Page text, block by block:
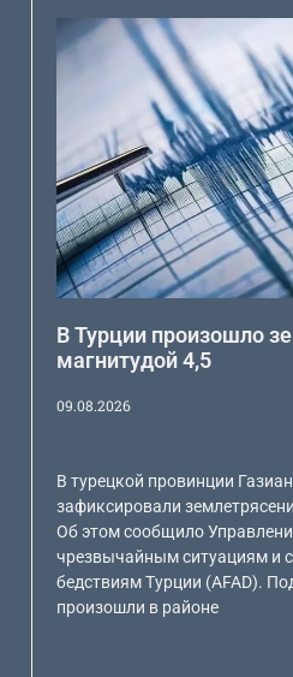
В Турции произошло
магнитудой 4,5
09.08.2026
В турецкой провинции
зафиксировали
Об этом сообщило
чрезвычайным ситуациям и
бедствиям Турции (AFAD).
произошли в районе